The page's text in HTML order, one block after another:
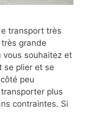
transport très
grande
vous souhaitez et
se plier et se
peu
plus
contraintes. Si